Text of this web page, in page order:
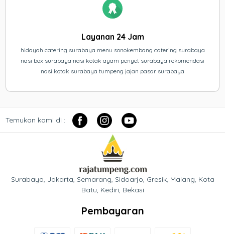
Layanan 24 Jam
hidayah catering surabaya menu sonokembang catering surabaya
nasi box surabaya nasi kotak ayam penyet surabaya rekomendasi
nasi kotak surabaya tumpeng jajan pasar surabaya
Temukan kami di :
Surabaya, Jakarta, Semarang, Sidoarjo, Gresik, Malang, Kota
Batu, Kediri, Bekasi
Pembayaran